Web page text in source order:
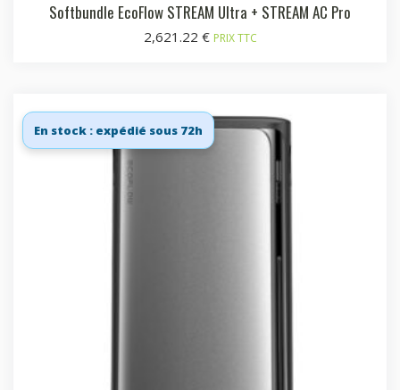
Softbundle EcoFlow STREAM Ultra + STREAM AC Pro
2,621.22 € PRIX TTC
En stock : expédié sous 72h